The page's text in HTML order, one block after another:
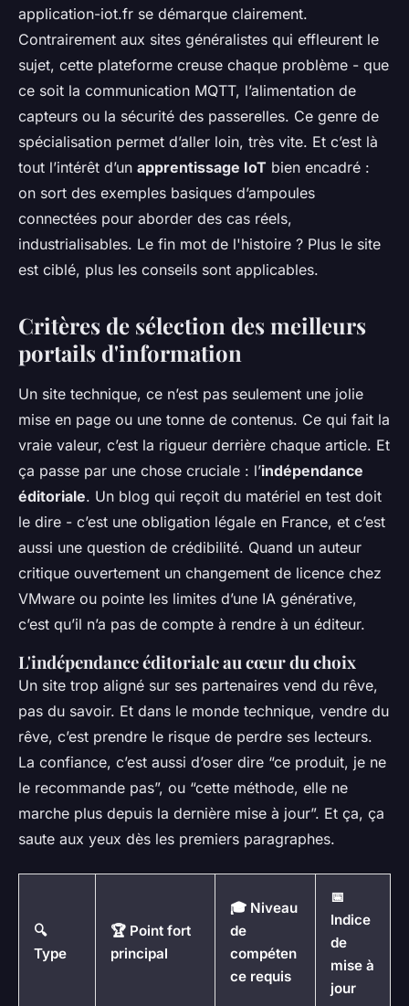
application-iot.fr se démarque clairement.
Contrairement aux sites généralistes qui effleurent le
sujet, cette plateforme creuse chaque problème - que
ce soit la communication MQTT, l’alimentation de
capteurs ou la sécurité des passerelles. Ce genre de
spécialisation permet d’aller loin, très vite. Et c’est là
tout l’intérêt d’un apprentissage IoT bien encadré :
on sort des exemples basiques d’ampoules
connectées pour aborder des cas réels,
industrialisables. Le fin mot de l'histoire ? Plus le site
est ciblé, plus les conseils sont applicables.
Critères de sélection des meilleurs
portails d'information
Un site technique, ce n’est pas seulement une jolie
mise en page ou une tonne de contenus. Ce qui fait la
vraie valeur, c’est la rigueur derrière chaque article. Et
ça passe par une chose cruciale : l’indépendance
éditoriale. Un blog qui reçoit du matériel en test doit
le dire - c’est une obligation légale en France, et c’est
aussi une question de crédibilité. Quand un auteur
critique ouvertement un changement de licence chez
VMware ou pointe les limites d’une IA générative,
c’est qu’il n’a pas de compte à rendre à un éditeur.
L'indépendance éditoriale au cœur du choix
Un site trop aligné sur ses partenaires vend du rêve,
pas du savoir. Et dans le monde technique, vendre du
rêve, c’est prendre le risque de perdre ses lecteurs.
La confiance, c’est aussi d’oser dire “ce produit, je ne
le recommande pas”, ou “cette méthode, elle ne
marche plus depuis la dernière mise à jour”. Et ça, ça
saute aux yeux dès les premiers paragraphes.
🔍
Type
🏆 Point fort
principal
🎓 Niveau
de
compéten
ce requis
📅
Indice
de
mise à
jour